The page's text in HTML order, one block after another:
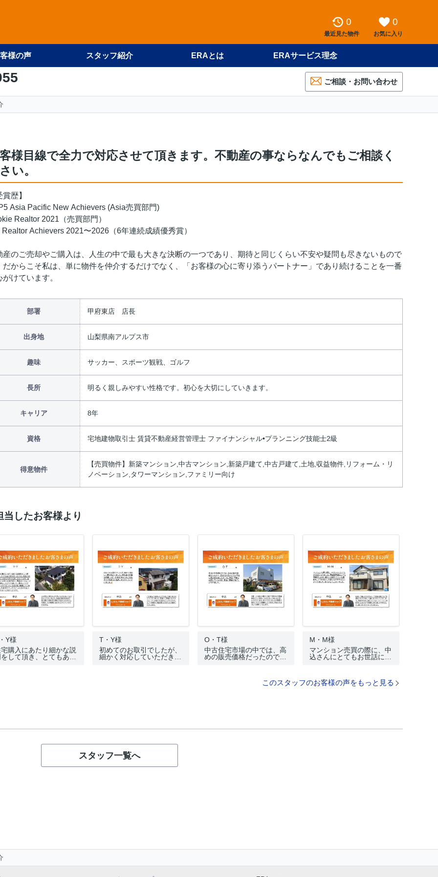
0
最近見た物件
0
お気に入り
様の声 スタッフ紹介 ERAとは ERAサービス理念
ご相談・お問い合わせ
様目線で全力で対応させて頂きます。不動産の事ならなんでもご相談く
い。
歴】
Asia Pacific New Achievers (Asia売買部門)
Realtor 2021（売買部門）
Realtor Achievers 2021〜2026（6年連続成績優秀賞）
産のご売却やご購入は、人生の中で最も大きな決断の一つであり、期待と同じくらい不安や疑問も尽きないもので
だからこそ私は、単に物件を仲介するだけでなく、「お客様の心に寄り添うパートナー」であり続けることを一番
がけています。
部署 甲府東店 店長
出身地 山梨県南アルプス市
趣味 サッカー、スポーツ観戦、ゴルフ
長所 明るく親しみやすい性格です。初心を大切にしていきます。
キャリア 8年
資格 宅地建物取引士 賃貸不動産経営管理士 ファイナンシャル•プランニング技能士2級
得意物件
【売買物件】新築マンション,中古マンション,新築戸建て,中古戸建て,土地,収益物件,リフォーム・リ
ノベーション,タワーマンション,ファミリー向け
当したお客様より
Y様
購入にあたり細かな説
して頂き、とてもあ…
T・Y様
初めてのお取引でしたが、
細かく対応していただき…
O・T様
中古住宅市場の中では、高
めの販売価格だったので…
M・M様
マンション売買の際に、中
込さんにとてもお世話に…
このスタッフのお客様の声をもっと見る
スタッフ一覧へ